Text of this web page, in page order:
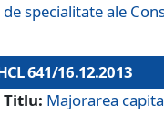
de specialitate ale
641/16.12.2013
Titlu: Majorarea